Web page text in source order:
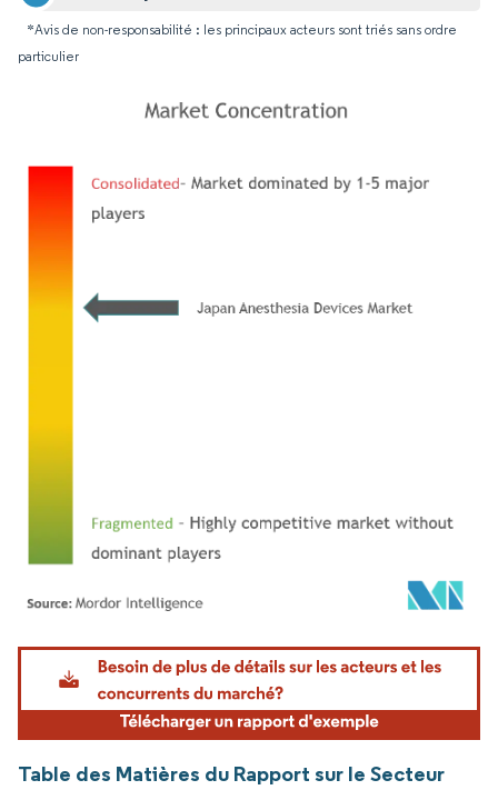
*Avis de non-responsabilité : les principaux acteurs sont triés sans ordre
particulier
Image © Mordor Intelligence. La réutilisation nécessite une attribution sous CC BY
Table des Matières du Rapport sur le Secteur